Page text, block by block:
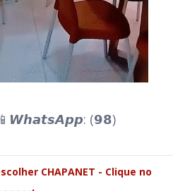
𝙒𝙝𝙖𝙩𝙨𝘼𝙥𝙥: (𝟵𝟴)
CHAPANET - Clique no